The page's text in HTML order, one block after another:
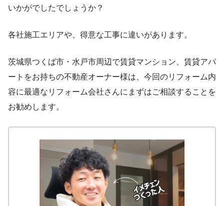
いかがでしたでしょうか？
各社施工エリアや、得意な工事に違いがあります。
茨城県つくば市・水戸市周辺で賃貸マンション、賃貸アパ
ートをお持ちの不動産オーナー様は、今回のリフォーム内
容に最適なリフォーム会社さんにまずはご相談することを
お勧めします。